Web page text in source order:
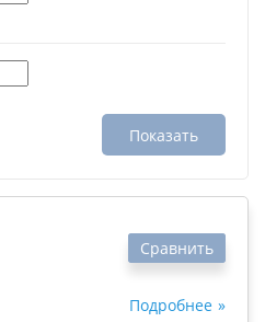
Показать
Подробнее
Сравнить